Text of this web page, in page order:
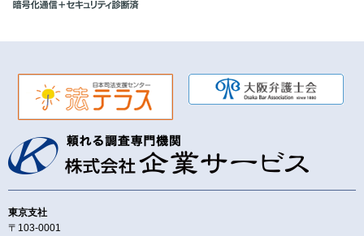
東京支社
〒103-0001